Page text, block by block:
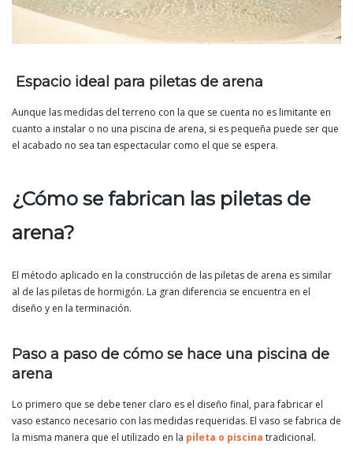
Espacio ideal para piletas de arena
Aunque las medidas del terreno con la que se cuenta no es limitante en
cuanto a instalar o no una piscina de arena, si es pequeña puede ser que
el acabado no sea tan espectacular como el que se espera.
¿Cómo se fabrican las piletas de
arena?
El método aplicado en la construcción de las piletas de arena es similar
al de las piletas de hormigón. La gran diferencia se encuentra en el
diseño y en la terminación.
Paso a paso de cómo se hace una piscina de
arena
Lo primero que se debe tener claro es el diseño final, para fabricar el
vaso estanco necesario con las medidas requeridas. El vaso se fabrica de
la misma manera que el utilizado en la pileta o piscina tradicional.